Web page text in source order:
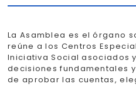
La Asamblea es el órgano
reúne a los Centros
Iniciativa Social asociados
decisiones fundamentales
de aprobar las cuentas,